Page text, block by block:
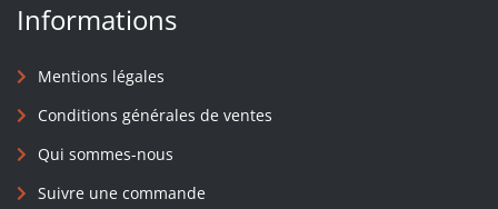
Informations
Mentions légales
Conditions générales de ventes
Qui sommes-nous
Suivre une commande